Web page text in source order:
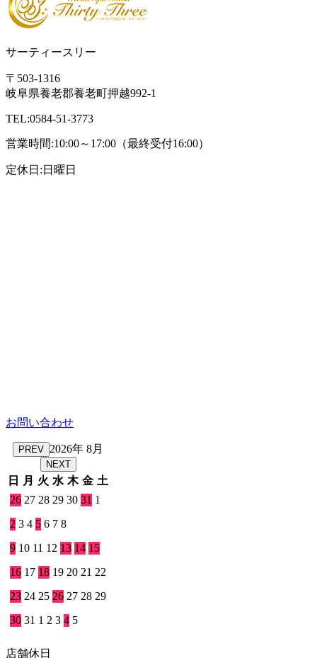
サーティースリー
〒503-1316
岐阜県養老郡養老町押越992-1
TEL:0584-51-3773
営業時間:10:00～17:00（最終受付16:00）
定休日:日曜日
お問い合わせ
PREV 2026年 8月
NEXT
日 月 火 水 木 金 土
26 27 28 29 30 31 1
2 3 4 5 6 7 8
9 10 11 12 13 14 15
16 17 18 19 20 21 22
23 24 25 26 27 28 29
30 31 1 2 3 4 5
店舗休日